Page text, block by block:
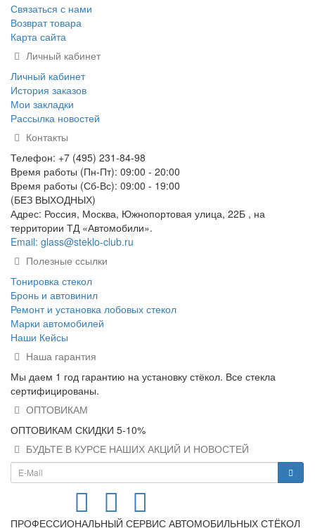
Связаться с нами
Возврат товара
Карта сайта
Личный кабинет
Личный кабинет
История заказов
Мои закладки
Рассылка новостей
Контакты
Телефон: +7 (495) 231-84-98
Время работы (Пн-Пт): 09:00 - 20:00
Время работы (Сб-Вс): 09:00 - 19:00
(БЕЗ ВЫХОДНЫХ)
Адрес: Россия, Москва, Южнопортовая улица, 22Б , на
территории ТД «Автомобили».
Email: glass@steklo-club.ru
Полезные ссылки
Тонировка стекол
Бронь и автовинил
Ремонт и установка лобовых стекол
Марки автомобилей
Наши Кейсы
Наша гарантия
Мы даем 1 год гарантию на установку стёкол. Все стекла
сертифицированы.
ОПТОВИКАМ
ОПТОВИКАМ СКИДКИ 5-10%
БУДЬТЕ В КУРСЕ НАШИХ АКЦИЙ И НОВОСТЕЙ
ПРОФЕССИОНАЛЬНЫЙ СЕРВИС АВТОМОБИЛЬНЫХ СТЁКОЛ